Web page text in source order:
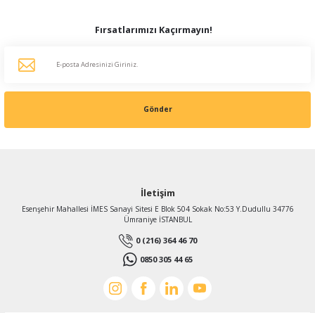
Fırsatlarımızı Kaçırmayın!
Gönder
İletişim
Esenşehir Mahallesi İMES Sanayi Sitesi E Blok 504 Sokak No:53 Y.Dudullu 34776
Ümraniye İSTANBUL
0 (216) 364 46 70
0850 305 44 65